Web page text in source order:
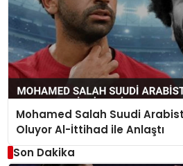
Mohamed Salah Suudi
Oluyor Al-İttihad ile Anlaştı
Son Dakika